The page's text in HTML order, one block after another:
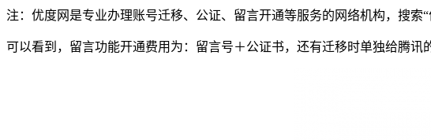
注：优度网是专业办理账号迁移、公证、留言开通等服务的网络机构，搜索
可以看到，留言功能开通费用为：留言号＋公证书，还有迁移时单独给腾